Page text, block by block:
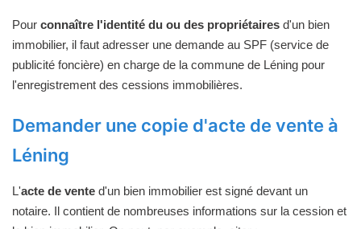
Pour connaître l'identité du ou des propriétaires d'un bien
immobilier, il faut adresser une demande au SPF (service de
publicité foncière) en charge de la commune de Léning pour
l'enregistrement des cessions immobilières.
Demander une copie d'acte de vente à
Léning
L'acte de vente d'un bien immobilier est signé devant un
notaire. Il contient de nombreuses informations sur la cession et